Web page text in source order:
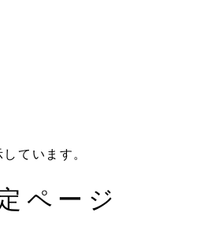
ています。
ページ